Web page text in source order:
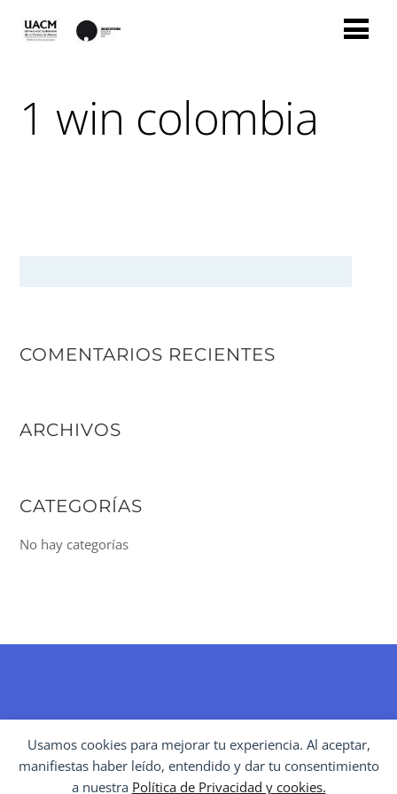
Usamos cookies para mejorar tu experiencia. Al aceptar,
manifiestas haber leído, entendido y dar tu consentimiento
a nuestra Política de Privacidad y cookies.
1 win colombia
COMENTARIOS RECIENTES
ARCHIVOS
CATEGORÍAS
No hay categorías
TO
TOP
POLÍTICAS CULTURALES